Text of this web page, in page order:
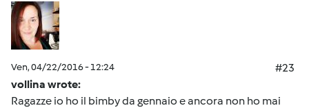
Ven, 04/22/2016 - 12:24
#23
vollina wrote:
Ragazze io ho il bimby da gennaio e ancora non ho mai